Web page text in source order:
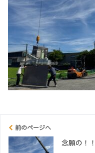
前のページへ
念願の！